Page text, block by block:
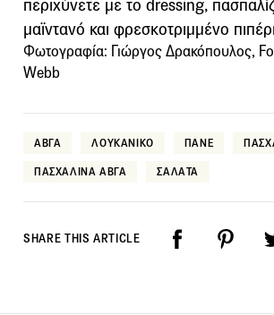
περιχύνετε με το dressing,
μαϊντανό και φρεσκοτριμμένο
Φωτογραφία: Γιώργος Δρακόπουλος,
Webb
ΑΒΓΑ ΛΟΥΚΑΝΙΚΟ ΠΑΝΕ
ΠΑΣΧΑΛΙΝΑ ΑΒΓΑ ΣΑΛΑΤΑ
SHARE THIS ARTICLE